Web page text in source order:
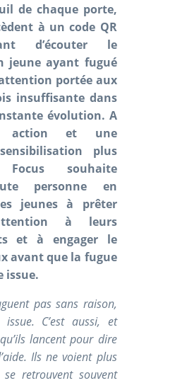
de chaque porte,
à un code QR
d’écouter le
jeune ayant fugué
portée aux
insuffisante dans
évolution. A
action et une
plus
souhaite
personne en
jeunes à prêter
à leurs
et à engager le
avant que la fugue
issue.
pas sans raison,
C’est aussi, et
lancent pour dire
Ils ne voient plus
se retrouvent souvent